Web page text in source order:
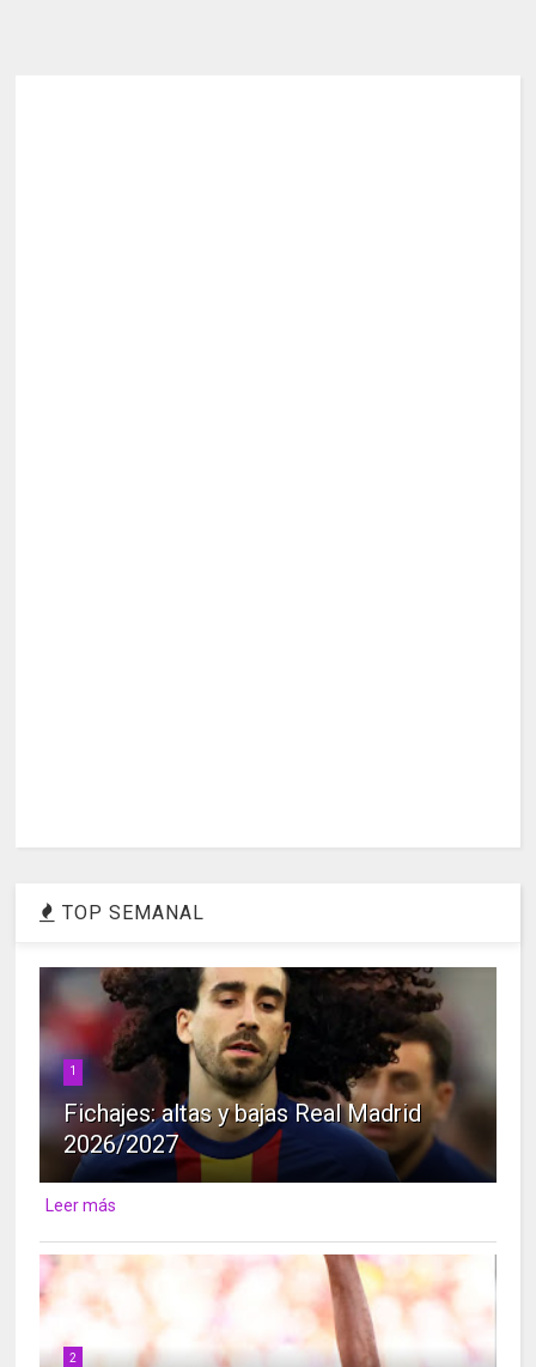
TOP SEMANAL
1
Fichajes: altas y bajas Real Madrid
2026/2027
Leer más
2